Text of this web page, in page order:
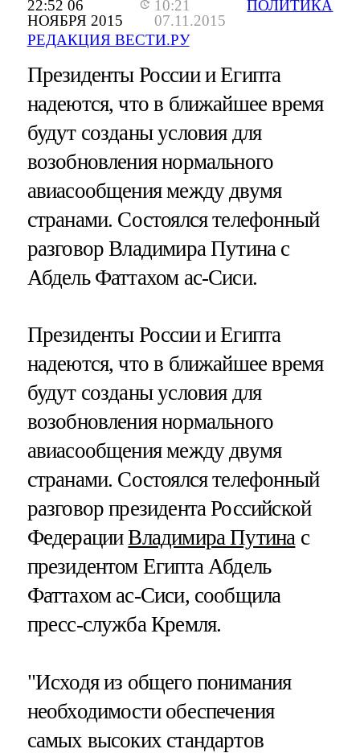
22:52 06
НОЯБРЯ 2015
10:21
07.11.2015
РЕДАКЦИЯ ВЕСТИ.РУ
ПОЛИТИКА
Президенты России и Египта
надеются, что в ближайшее время
будут созданы условия для
возобновления нормального
авиасообщения между двумя
странами. Состоялся телефонный
разговор Владимира Путина с
Абдель Фаттахом ас-Сиси.
Президенты России и Египта
надеются, что в ближайшее время
будут созданы условия для
возобновления нормального
авиасообщения между двумя
странами. Состоялся телефонный
разговор президента Российской
ФедерацииВладимира Путинас
президентом Египта Абдель
Фаттахом ас-Сиси, сообщила
пресс-служба Кремля.
"Исходя из общего понимания
необходимости обеспечения
самых высоких стандартов